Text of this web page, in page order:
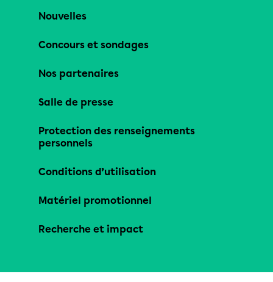
Nouvelles
Concours et sondages
Nos partenaires
Salle de presse
Protection des renseignements
personnels
Conditions d’utilisation
Matériel promotionnel
Recherche et impact